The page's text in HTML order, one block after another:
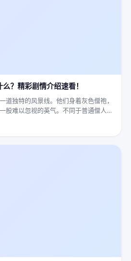
？精彩剧情介绍速看！
道独特的风景线。他们身着灰色僧袍，
股难以忽视的英气。不同于普通僧人的
常闪烁着锐利的光，仿佛能洞穿一切虚